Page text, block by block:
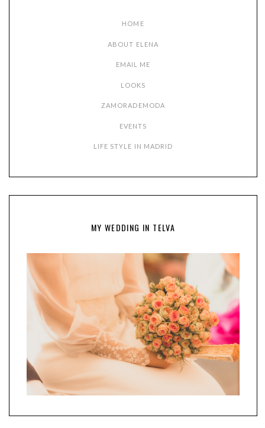
HOME
ABOUT ELENA
EMAIL ME
LOOKS
ZAMORADEMODA
EVENTS
LIFE STYLE IN MADRID
MY WEDDING IN TELVA